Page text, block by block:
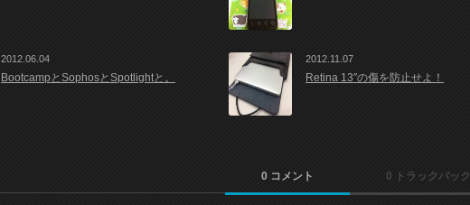
2012.06.04
BootcampとSophosとSpotlightと。
2012.11.07
Retina 13″の傷を防止せよ！
0 コメント 0 トラックバック